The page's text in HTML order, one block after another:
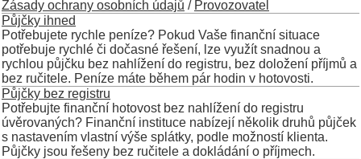
Zásady ochrany osobních údajů / Provozovatel
Půjčky ihned
Potřebujete rychle peníze? Pokud Vaše finanční situace
potřebuje rychlé či dočasné řešení, lze využít snadnou a
rychlou půjčku bez nahlížení do registru, bez doložení příjmů a
bez ručitele. Peníze máte během pár hodin v hotovosti.
Půjčky bez registru
Potřebujte finanční hotovost bez nahlížení do registru
úvěrovaných? Finanční instituce nabízejí několik druhů půjček
s nastavením vlastní výše splátky, podle možností klienta.
Půjčky jsou řešeny bez ručitele a dokládání o příjmech.